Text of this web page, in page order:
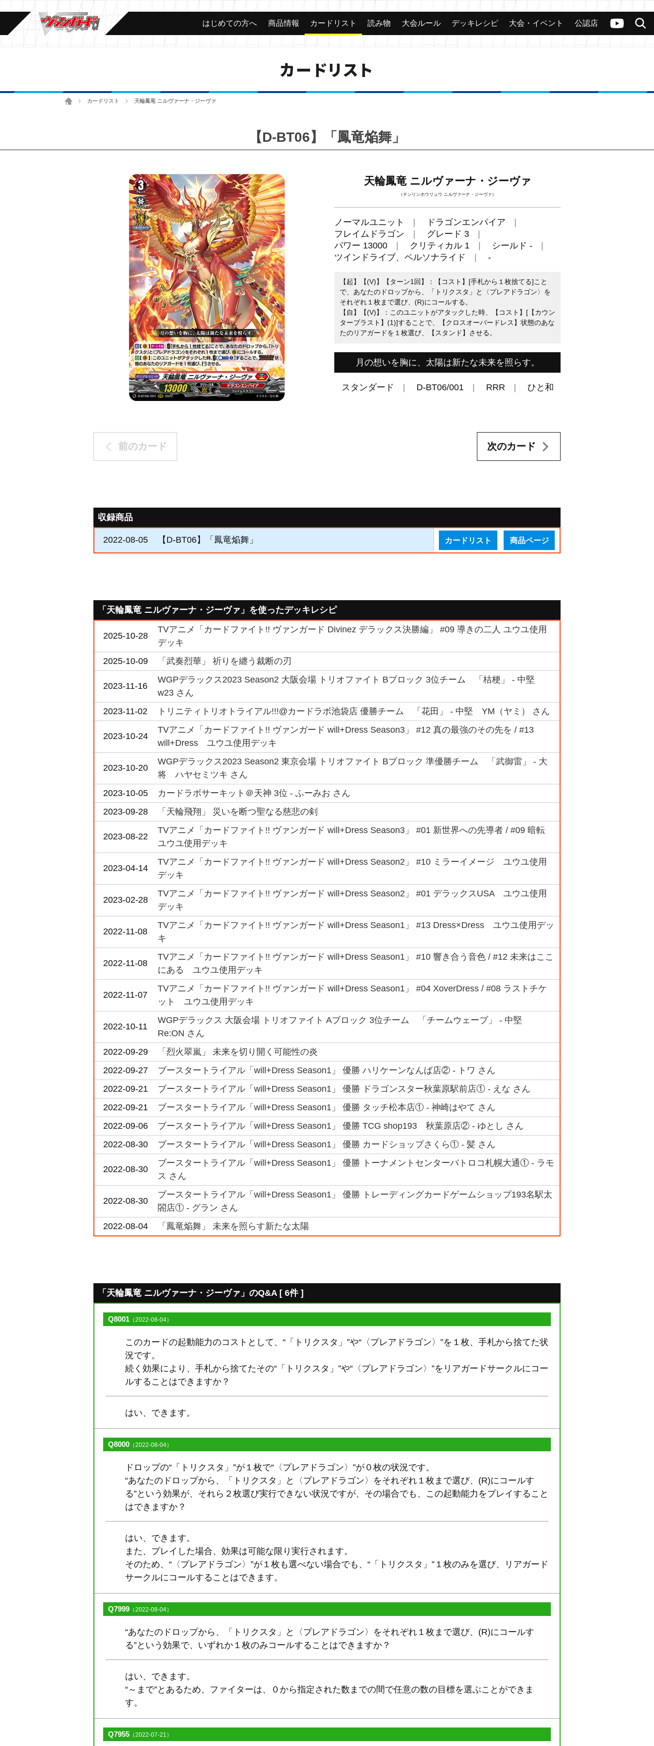
ヴァンガードch
検索
カード 大会 公認店舗 その他
はじめての方へ 商品情報 カードリスト 読み物 大会ルール デッキレシピ 大会・イベント 公認店
カードリスト
ホームカードリスト 天輪鳳竜 ニルヴァーナ・ジーヴァ
【D-BT06】「鳳竜焔舞」
天輪鳳竜 ニルヴァーナ・ジーヴァ
（テンリンホウリュウ ニルヴァーナ・ジーヴァ）
ノーマルユニット
ドラゴンエンパイア
フレイムドラゴン
グレード 3
パワー 13000
クリティカル 1
シールド -
ツインドライブ、ペルソナライド
-
【起】【(V)】【ターン1回】：【コスト】[手札から１枚捨てる]こと
で、あなたのドロップから、「トリクスタ」と〈プレアドラゴン〉を
それぞれ１枚まで選び、(R)にコールする。
【自】【(V)】：このユニットがアタックした時、【コスト】[【カウン
ターブラスト】(1)]することで、【クロスオーバードレス】状態のあな
たのリアガードを１枚選び、【スタンド】させる。
月の想いを胸に、太陽は新たな未来を照らす。
スタンダード D-BT06/001 RRR ひと和
前のカード 次のカード
収録商品
2022-08-05 【D-BT06】「鳳竜焔舞」 カードリスト 商品ページ
「天輪鳳竜 ニルヴァーナ・ジーヴァ」を使ったデッキレシピ
2025-10-28
TVアニメ「カードファイト!! ヴァンガード Divinez デラックス決勝編」 #09 導きの二人 ユウユ使用
デッキ
2025-10-09
「武奏烈華」 祈りを纏う裁断の刃
2023-11-16
WGPデラックス2023 Season2 大阪会場 トリオファイト Bブロック 3位チーム 「桔梗」 - 中堅
w23 さん
2023-11-02
トリニティトリオトライアル!!!@カードラボ池袋店 優勝チーム 「花田」 - 中堅 YM（ヤミ） さん
2023-10-24
TVアニメ「カードファイト!! ヴァンガード will+Dress Season3」 #12 真の最強のその先を / #13
will+Dress ユウユ使用デッキ
2023-10-20
WGPデラックス2023 Season2 東京会場 トリオファイト Bブロック 準優勝チーム 「武御雷」 - 大
将 ハヤセミツキ さん
2023-10-05
カードラボサーキット＠天神 3位 - ふーみお さん
2023-09-28
「天輪飛翔」 災いを断つ聖なる慈悲の剣
2023-08-22
TVアニメ「カードファイト!! ヴァンガード will+Dress Season3」 #01 新世界への先導者 / #09 暗転
ユウユ使用デッキ
2023-04-14
TVアニメ「カードファイト!! ヴァンガード will+Dress Season2」 #10 ミラーイメージ ユウユ使用
デッキ
2023-02-28
TVアニメ「カードファイト!! ヴァンガード will+Dress Season2」 #01 デラックスUSA ユウユ使用
デッキ
2022-11-08
TVアニメ「カードファイト!! ヴァンガード will+Dress Season1」 #13 Dress×Dress ユウユ使用デッ
キ
2022-11-08
TVアニメ「カードファイト!! ヴァンガード will+Dress Season1」 #10 響き合う音色 / #12 未来はここ
にある ユウユ使用デッキ
2022-11-07
TVアニメ「カードファイト!! ヴァンガード will+Dress Season1」 #04 XoverDress / #08 ラストチケ
ット ユウユ使用デッキ
2022-10-11
WGPデラックス 大阪会場 トリオファイト Aブロック 3位チーム 「チームウェーブ」 - 中堅
Re:ON さん
2022-09-29
「烈火翠嵐」 未来を切り開く可能性の炎
2022-09-27
ブースタートライアル「will+Dress Season1」 優勝 ハリケーンなんば店② - トワ さん
2022-09-21
ブースタートライアル「will+Dress Season1」 優勝 ドラゴンスター秋葉原駅前店① - えな さん
2022-09-21
ブースタートライアル「will+Dress Season1」 優勝 タッチ松本店① - 神崎はやて さん
2022-09-06
ブースタートライアル「will+Dress Season1」 優勝 TCG shop193 秋葉原店② - ゆとし さん
2022-08-30
ブースタートライアル「will+Dress Season1」 優勝 カードショップさくら① - 髪 さん
2022-08-30
ブースタートライアル「will+Dress Season1」 優勝 トーナメントセンターバトロコ札幌大通① - ラモ
ス さん
2022-08-30
ブースタートライアル「will+Dress Season1」 優勝 トレーディングカードゲームショップ193名駅太
閤店① - グラン さん
2022-08-04
「鳳竜焔舞」 未来を照らす新たな太陽
「天輪鳳竜 ニルヴァーナ・ジーヴァ」のQ&A [ 6件 ]
Q8001 （2022-08-04）
このカードの起動能力のコストとして、“「トリクスタ」”や“〈プレアドラゴン〉”を１枚、手札から捨てた状
況です。
続く効果により、手札から捨てたその“「トリクスタ」”や“〈プレアドラゴン〉”をリアガードサークルにコー
ルすることはできますか？
はい、できます。
Q8000 （2022-08-04）
ドロップの“「トリクスタ」”が１枚で“〈プレアドラゴン〉”が０枚の状況です。
“あなたのドロップから、「トリクスタ」と〈プレアドラゴン〉をそれぞれ１枚まで選び、(R)にコールす
る”という効果が、それら２枚選び実行できない状況ですが、その場合でも、この起動能力をプレイすること
はできますか？
はい、できます。
また、プレイした場合、効果は可能な限り実行されます。
そのため、“〈プレアドラゴン〉”が１枚も選べない場合でも、“「トリクスタ」”１枚のみを選び、リアガード
サークルにコールすることはできます。
Q7999 （2022-08-04）
“あなたのドロップから、「トリクスタ」と〈プレアドラゴン〉をそれぞれ１枚まで選び、(R)にコールす
る”という効果で、いずれか１枚のみコールすることはできますか？
はい、できます。
“～まで”とあるため、ファイターは、０から指定された数までの間で任意の数の目標を選ぶことができま
す。
Q7955 （2022-07-21）